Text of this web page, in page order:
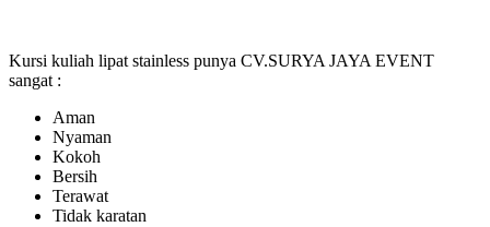
Kursi kuliah lipat stainless punya CV.SURYA JAYA EVENT
sangat :
Aman
Nyaman
Kokoh
Bersih
Terawat
Tidak karatan